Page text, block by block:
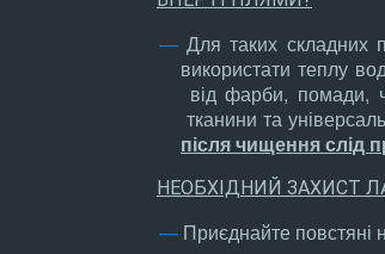
Для таких
використати теплу
від фарби, помади,
тканини та
після чищення
НЕОБХІДНИЙ ЗАХИСТ
Приєднайте повстяні